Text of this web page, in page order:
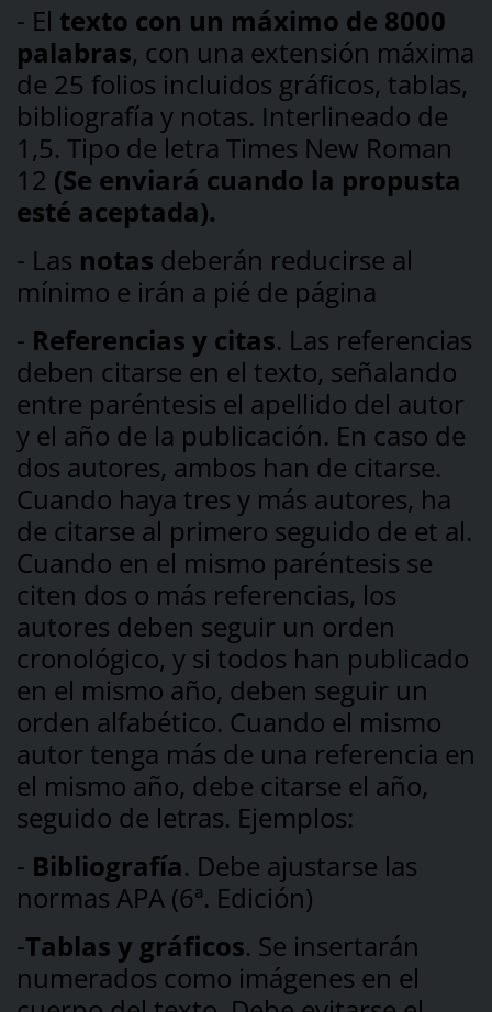
- El texto con un máximo de 8000
palabras, con una extensión máxima
de 25 folios incluidos gráficos, tablas,
bibliografía y notas. Interlineado de
1,5. Tipo de letra Times New Roman
12 (Se enviará cuando la propusta
esté aceptada).
- Las notas deberán reducirse al
mínimo e irán a pié de página
- Referencias y citas. Las referencias
deben citarse en el texto, señalando
entre paréntesis el apellido del autor
y el año de la publicación. En caso de
dos autores, ambos han de citarse.
Cuando haya tres y más autores, ha
de citarse al primero seguido de et al.
Cuando en el mismo paréntesis se
citen dos o más referencias, los
autores deben seguir un orden
cronológico, y si todos han publicado
en el mismo año, deben seguir un
orden alfabético. Cuando el mismo
autor tenga más de una referencia en
el mismo año, debe citarse el año,
seguido de letras. Ejemplos:
- Bibliografía. Debe ajustarse las
normas APA (6ª. Edición)
-Tablas y gráficos. Se insertarán
numerados como imágenes en el